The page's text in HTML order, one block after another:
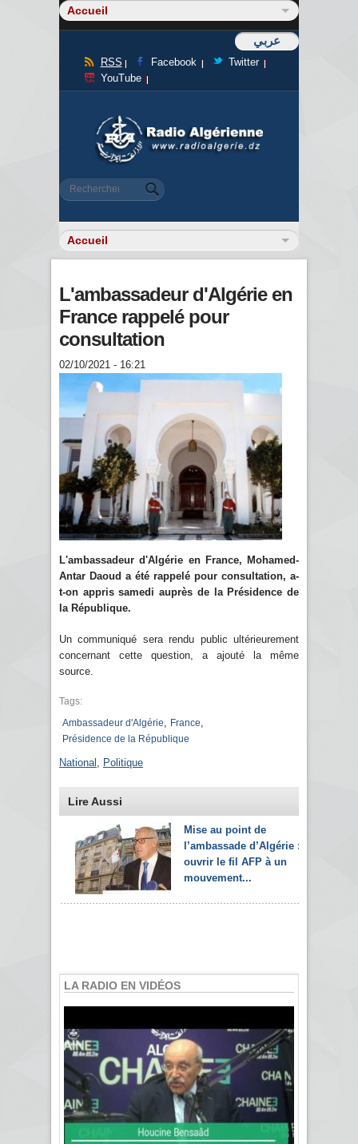
عربي
RSS Facebook
Twitter
YouTube
Formulaire de recherche
Rechercher
L'ambassadeur d'Algérie en
France rappelé pour
consultation
02/10/2021 - 16:21
L'ambassadeur d'Algérie en France, Mohamed-
Antar Daoud a été rappelé pour consultation, a-
t-on appris samedi auprès de la Présidence de
la République.
Un communiqué sera rendu public ultérieurement
concernant cette question, a ajouté la même
source.
Tags:
Ambassadeur d'Algérie
France
Présidence de la République
National Politique
Lire Aussi
Mise au point de
l’ambassade d’Algérie :
ouvrir le fil AFP à un
mouvement...
LA RADIO EN VIDÉOS